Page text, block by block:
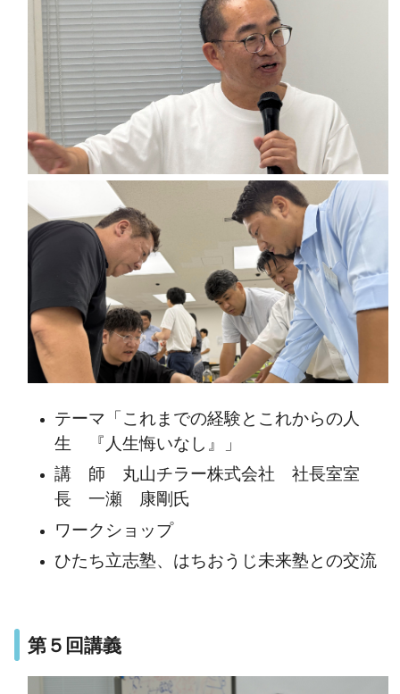
テーマ「これまでの経験とこれからの人
生 『人生悔いなし』」
講 師 丸山チラー株式会社 社長室室
長 一瀬 康剛 氏
ワークショップ
ひたち立志塾、はちおうじ未来塾との交流
第５回講義